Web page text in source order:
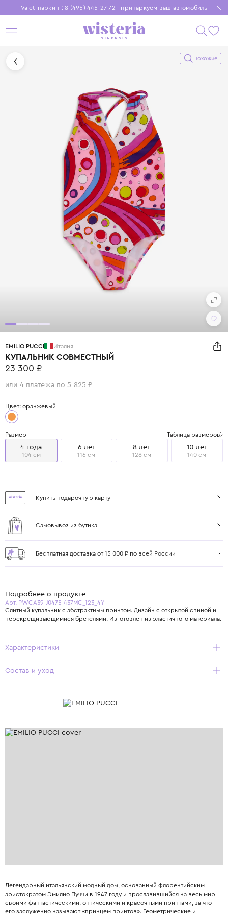
Valet-паркинг: 8 (495) 445-27-72 - припаркуем ваш автомобиль
Бесплатная доставка при заказе от 15 000 ₽
Установите приложение, чтобы покупки были еще удобнее
Похожие
EMILIO PUCCI Италия
КУПАЛЬНИК СОВМЕСТНЫЙ
23 300 ₽
или 4 платежа по 5 825 ₽
Цвет: оранжевый
Размер Таблица размеров
4 года
104 см
6 лет
116 см
8 лет
128 см
10 лет
140 см
Купить подарочную карту
Самовывоз из бутика
Бесплатная доставка от 15 000 ₽ по всей России
Подробнее о продукте
Арт. PWCA39-J0475-437MC_123_4Y
Слитный купальник с абстрактным принтом. Дизайн с открытой спиной и
перекрещивающимися бретелями. Изготовлен из эластичного материала.
Характеристики
Состав и уход
Легендарный итальянский модный дом, основанный флорентийским
аристократом Эмилио Пуччи в 1947 году и прославившийся на весь мир
своими фантастическими, оптическими и красочными принтами, за что
его заслуженно называют «принцем принтов». Геометрические и